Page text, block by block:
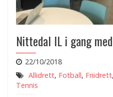
Nittedal IL i gang
22/10/2018
Allidrett, Fotball, Friidrett,
Tennis